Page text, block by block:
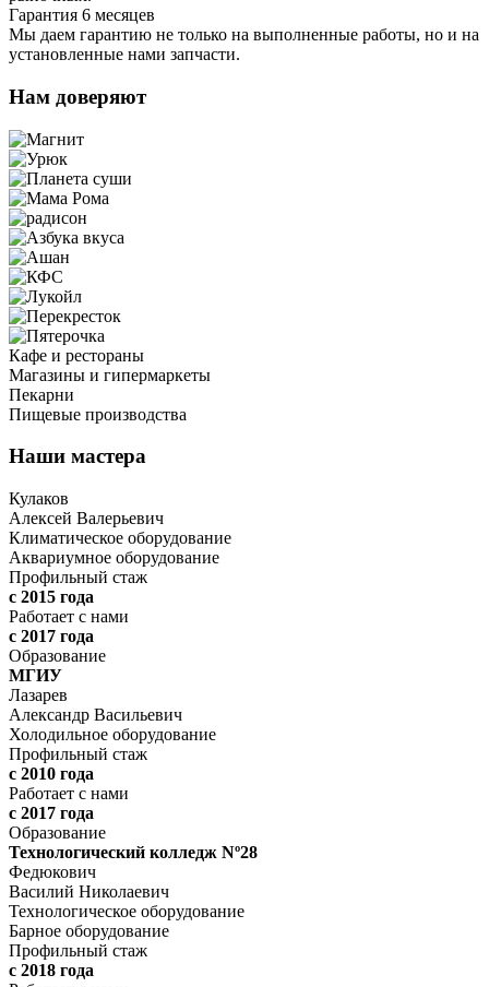
Гарантия 6 месяцев
Мы даем гарантию не только на выполненные работы, но и на
установленные нами запчасти.
Нам доверяют
Кафе и рестораны
Магазины и гипермаркеты
Пекарни
Пищевые производства
Наши мастера
Кулаков
Алексей Валерьевич
Климатическое оборудование
Аквариумное оборудование
Профильный стаж
с 2015 года
Работает с нами
с 2017 года
Образование
МГИУ
Лазарев
Александр Васильевич
Холодильное оборудование
Профильный стаж
с 2010 года
Работает с нами
с 2017 года
Образование
Технологический колледж Nº28
Федюкович
Василий Николаевич
Технологическое оборудование
Барное оборудование
Профильный стаж
с 2018 года